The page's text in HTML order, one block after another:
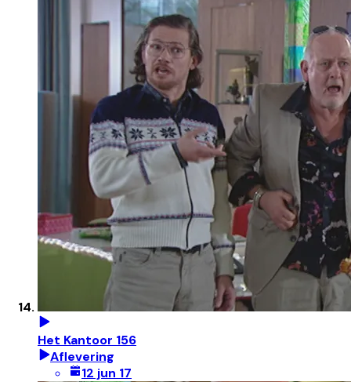
Het Kantoor 156
Aflevering
12 jun 17